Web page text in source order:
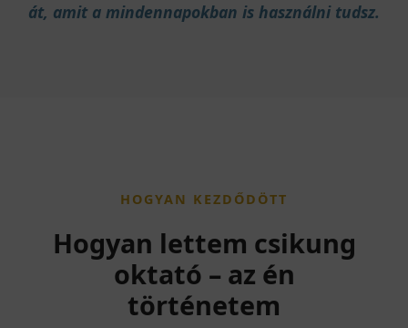
át, amit a mindennapokban is használni tudsz.
HOGYAN KEZDŐDÖTT
Hogyan lettem csikung
oktató – az én
történetem